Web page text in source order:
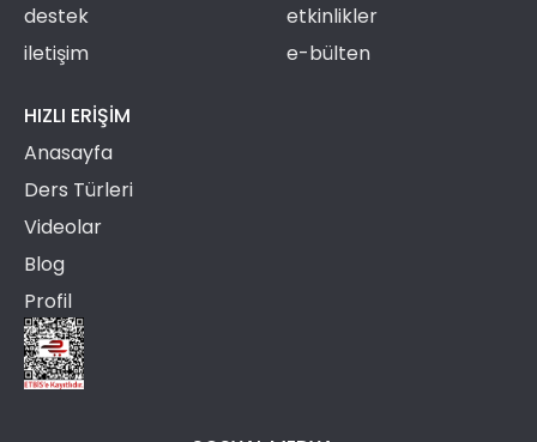
destek
iletişim
etkinlikler
e-bülten
HIZLI ERIŞIM
Anasayfa
Ders Türleri
Videolar
Blog
Profil